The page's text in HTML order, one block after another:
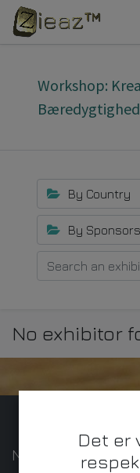
Workshop:
By Country
By
No exhibitor
Nyttige Links
Det er